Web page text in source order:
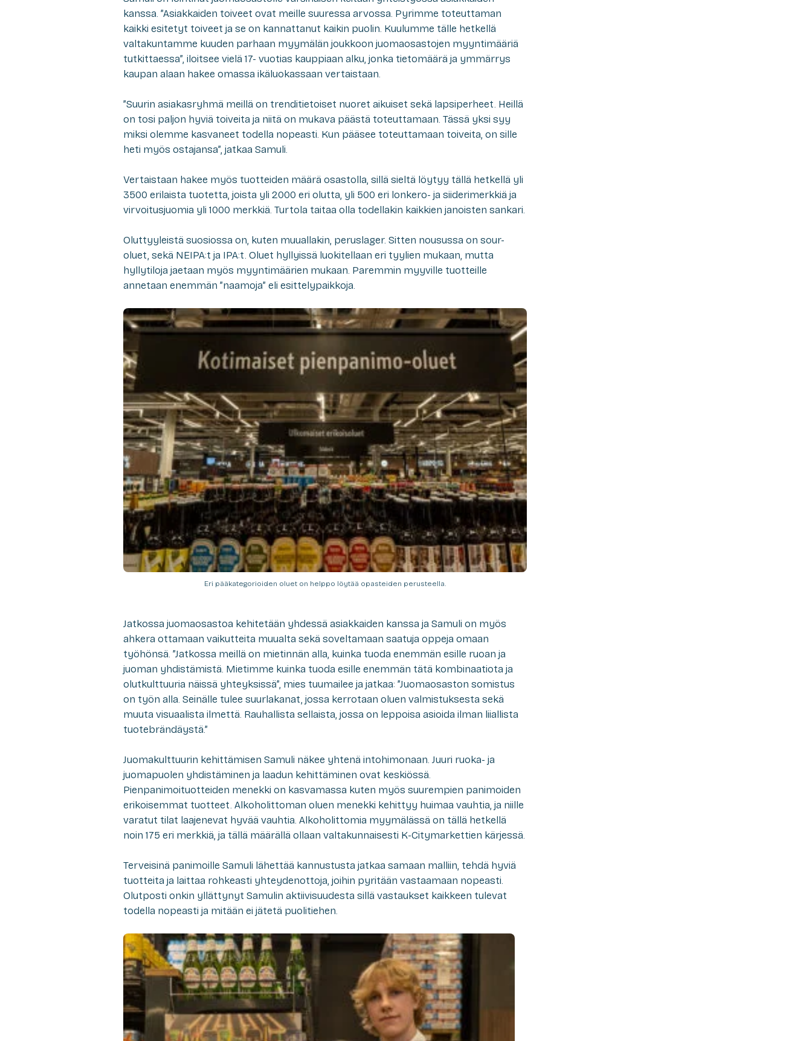
kanssa. ”Asiakkaiden toiveet ovat meille suuressa arvossa. Pyrimme toteuttaman
kaikki esitetyt toiveet ja se on kannattanut kaikin puolin. Kuulumme tälle hetkellä
valtakuntamme kuuden parhaan myymälän joukkoon juomaosastojen myyntimääriä
tutkittaessa”, iloitsee vielä 17- vuotias kauppiaan alku, jonka tietomäärä ja ymmärrys
kaupan alaan hakee omassa ikäluokassaan vertaistaan.
”Suurin asiakasryhmä meillä on trenditietoiset nuoret aikuiset sekä lapsiperheet. Heillä
on tosi paljon hyviä toiveita ja niitä on mukava päästä toteuttamaan. Tässä yksi syy
miksi olemme kasvaneet todella nopeasti. Kun pääsee toteuttamaan toiveita, on sille
heti myös ostajansa”, jatkaa Samuli.
Vertaistaan hakee myös tuotteiden määrä osastolla, sillä sieltä löytyy tällä hetkellä yli
3500 erilaista tuotetta, joista yli 2000 eri olutta, yli 500 eri lonkero- ja siiderimerkkiä ja
virvoitusjuomia yli 1000 merkkiä. Turtola taitaa olla todellakin kaikkien janoisten sankari.
Oluttyyleistä suosiossa on, kuten muuallakin, peruslager. Sitten nousussa on sour-
oluet, sekä NEIPA:t ja IPA:t. Oluet hyllyissä luokitellaan eri tyylien mukaan, mutta
hyllytiloja jaetaan myös myyntimäärien mukaan. Paremmin myyville tuotteille
annetaan enemmän ”naamoja” eli esittelypaikkoja.
Eri pääkategorioiden oluet on helppo löytää opasteiden perusteella.
Jatkossa juomaosastoa kehitetään yhdessä asiakkaiden kanssa ja Samuli on myös
ahkera ottamaan vaikutteita muualta sekä soveltamaan saatuja oppeja omaan
työhönsä. ”Jatkossa meillä on mietinnän alla, kuinka tuoda enemmän esille ruoan ja
juoman yhdistämistä. Mietimme kuinka tuoda esille enemmän tätä kombinaatiota ja
olutkulttuuria näissä yhteyksissä”, mies tuumailee ja jatkaa: ”Juomaosaston somistus
on työn alla. Seinälle tulee suurlakanat, jossa kerrotaan oluen valmistuksesta sekä
muuta visuaalista ilmettä. Rauhallista sellaista, jossa on leppoisa asioida ilman liiallista
tuotebrändäystä.”
Juomakulttuurin kehittämisen Samuli näkee yhtenä intohimonaan. Juuri ruoka- ja
juomapuolen yhdistäminen ja laadun kehittäminen ovat keskiössä.
Pienpanimoituotteiden menekki on kasvamassa kuten myös suurempien panimoiden
erikoisemmat tuotteet. Alkoholittoman oluen menekki kehittyy huimaa vauhtia, ja niille
varatut tilat laajenevat hyvää vauhtia. Alkoholittomia myymälässä on tällä hetkellä
noin 175 eri merkkiä, ja tällä määrällä ollaan valtakunnaisesti K-Citymarkettien kärjessä.
Terveisinä panimoille Samuli lähettää kannustusta jatkaa samaan malliin, tehdä hyviä
tuotteita ja laittaa rohkeasti yhteydenottoja, joihin pyritään vastaamaan nopeasti.
Olutposti onkin yllättynyt Samulin aktiivisuudesta sillä vastaukset kaikkeen tulevat
todella nopeasti ja mitään ei jätetä puolitiehen.